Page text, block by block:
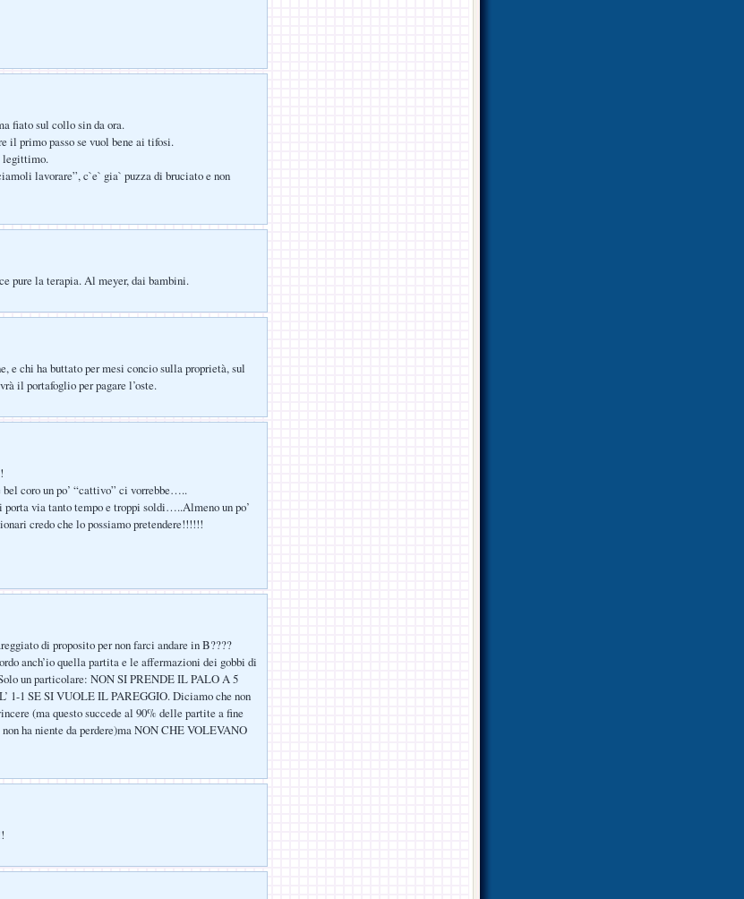
fiato sul collo sin da ora.
il primo passo se vuol bene ai tifosi.
legittimo.
lavorare”, c`e` gia` puzza di bruciato e non
pure la terapia. Al meyer, dai bambini.
e chi ha buttato per mesi concio sulla proprietà, sul
il portafoglio per pagare l’oste.
bel coro un po’ “cattivo” ci vorrebbe…..
porta via tanto tempo e troppi soldi…..Almeno un po’
credo che lo possiamo pretendere!!!!!!
di proposito per non farci andare in B????
anch’io quella partita e le affermazioni dei gobbi di
un particolare: NON SI PRENDE IL PALO A 5
1-1 SE SI VUOLE IL PAREGGIO. Diciamo che non
(ma questo succede al 90% delle partite a fine
non ha niente da perdere)ma NON CHE VOLEVANO